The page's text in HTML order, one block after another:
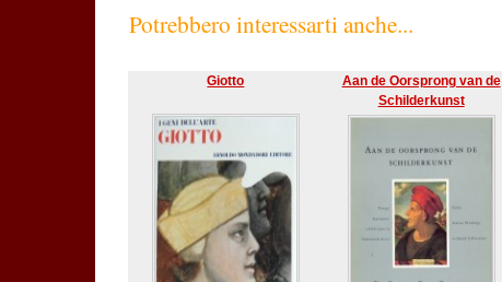
Potrebbero interessarti anche...
Giotto
Aan de Oorsprong van de
Schilderkunst